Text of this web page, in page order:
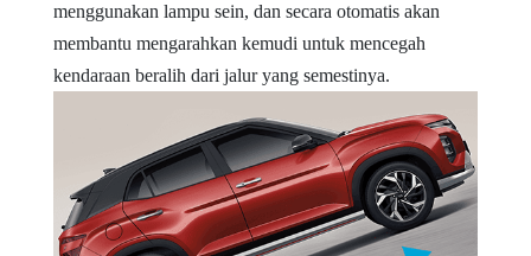
menggunakan lampu sein, dan secara otomatis akan
membantu mengarahkan kemudi untuk mencegah
kendaraan beralih dari jalur yang semestinya.